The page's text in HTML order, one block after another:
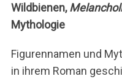
Wildbienen,
Mythologie
Figurennamen und
in ihrem Roman